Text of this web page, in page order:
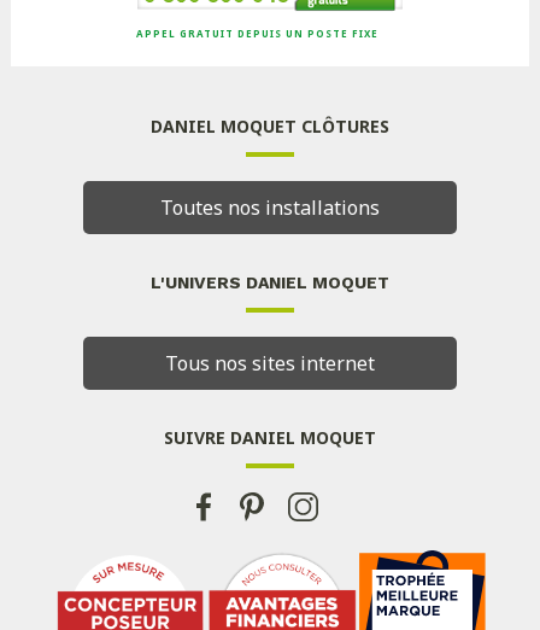
APPEL GRATUIT DEPUIS UN POSTE FIXE
DANIEL MOQUET CLÔTURES
Toutes nos installations
L'UNIVERS DANIEL MOQUET
Tous nos sites internet
SUIVRE DANIEL MOQUET